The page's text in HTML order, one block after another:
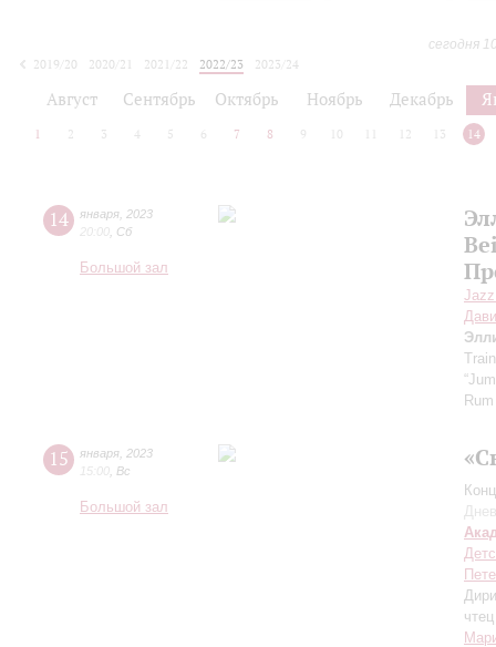
сегодня
2019/20
2020/21 2021/22 2022/23
2023/24
Август Сентябрь Октябрь Ноябрь Декабрь
1 2 3 4 5 6 7 8 9 10 12 13 14
14 января 2023
20:00 Сб
Большой зал
15 января 2023
15:00 Вс
Большой зал
чтец